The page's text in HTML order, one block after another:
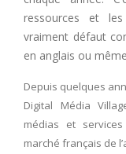
ressources et
vraiment défaut
en anglais ou
Depuis quelques
Digital Média
médias et
marché français de